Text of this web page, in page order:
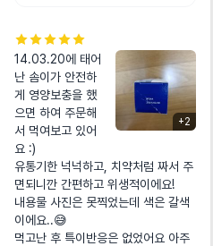
+2
14.03.20에 태어
난 솜이가 안전하
게 영양보충을 했
으면 하여 주문해
서 먹여보고 있어
요 :)
유통기한 넉넉하고, 치약처럼 짜서 주
면되니깐 간편하고 위생적이에요!
내용물 사진은 못찍었는데 색은 갈색
이에요..😅
먹고난 후 특이반응은 없었어요 아주